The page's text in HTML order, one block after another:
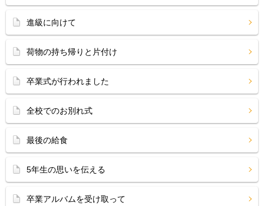
進級に向けて
荷物の持ち帰りと片付け
卒業式が行われました
全校でのお別れ式
最後の給食
5年生の思いを伝える
卒業アルバムを受け取って